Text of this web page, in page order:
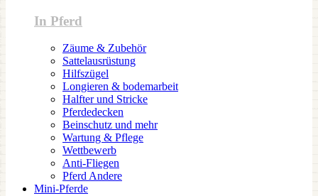
In Pferd
Zäume & Zubehör
Sattelausrüstung
Hilfszügel
Longieren & bodemarbeit
Halfter und Stricke
Pferdedecken
Beinschutz und mehr
Wartung & Pflege
Wettbewerb
Anti-Fliegen
Pferd Andere
Mini-Pferde